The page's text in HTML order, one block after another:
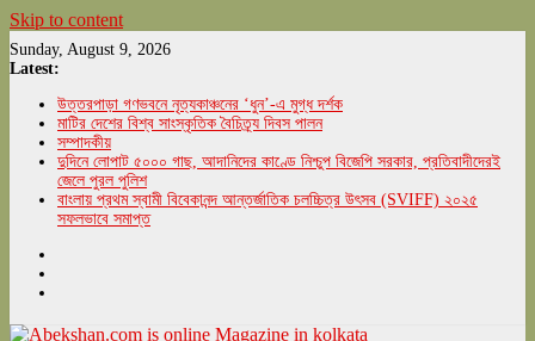
Skip to content
Sunday, August 9, 2026
Latest:
উত্তরপাড়া গণভবনে নৃত্যকাঞ্চনের ‘ধুন’-এ মুগ্ধ দর্শক
মাটির দেশের বিশ্ব সাংস্কৃতিক বৈচিত্র্য দিবস পালন
সম্পাদকীয়
দুদিনে লোপাট ৫০০০ গাছ, আদানিদের কাণ্ডে নিশ্চুপ বিজেপি সরকার, প্রতিবাদীদেরই
জেলে পুরল পুলিশ
বাংলায় প্রথম স্বামী বিবেকানন্দ আন্তর্জাতিক চলচ্চিত্র উৎসব (SVIFF) ২০২৫
সফলভাবে সমাপ্ত